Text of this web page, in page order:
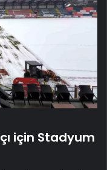
için Stadyum